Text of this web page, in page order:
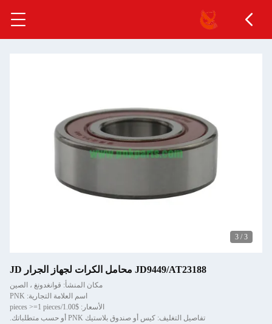
3
/
3
JD9449/AT23188 محامل الكرات لجهاز الجرار JD
مكان المنشأ: قوانغدونغ ، الصين
اسم العلامة التجارية: PNK
الأسعار: $1.00/pieces >=1 pieces
تفاصيل التغليف: كيس أو صندوق بلاستيك PNK أو حسب متطلباتك.